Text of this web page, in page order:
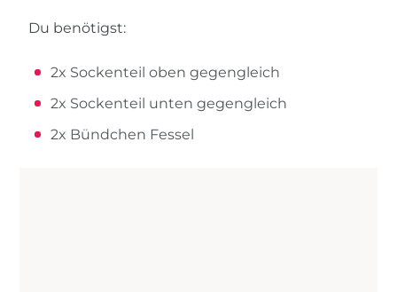
Du benötigst:
2x Sockenteil oben gegengleich
2x Sockenteil unten gegengleich
2x Bündchen Fessel